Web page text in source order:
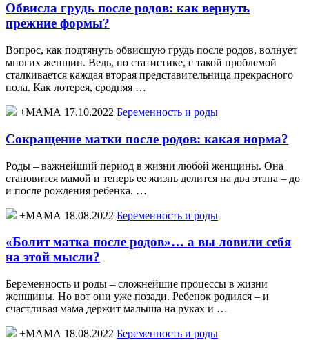
Обвисла грудь после родов: как вернуть
прежние формы?
Вопрос, как подтянуть обвисшую грудь после родов, волнует
многих женщин. Ведь, по статистике, с такой проблемой
сталкивается каждая вторая представительница прекрасного
пола. Как лотерея, сродняя …
+МАМА 17.10.2022 Беременность и роды
Сокращение матки после родов: какая норма?
Роды – важнейший период в жизни любой женщины. Она
становится мамой и теперь ее жизнь делится на два этапа – до
и после рождения ребенка. …
+МАМА 18.08.2022 Беременность и роды
«Болит матка после родов»… а вы ловили себя
на этой мысли?
Беременность и роды – сложнейшие процессы в жизни
женщины. Но вот они уже позади. Ребенок родился – и
счастливая мама держит малыша на руках и …
+МАМА 18.08.2022 Беременность и роды